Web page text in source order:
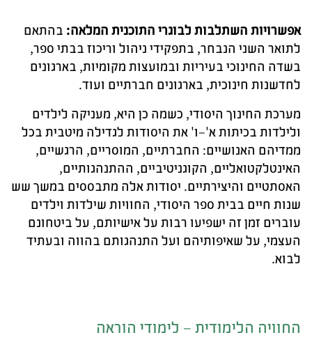
אפשרויות השתלבות לבוגרי התוכנית המלאה: בהתאם
לתואר השני הנבחר, בתפקידי ניהול וריכוז בבתי ספר,
בשדה החינוכי בעיריות ובמועצות מקומיות, בארגונים
לחדשנות חינוכית, בארגונים חברתיים ועוד.
מערכת החינוך היסודי, כשמה כן היא, מעניקה לילדים
ולילדות בכיתות א'–ו' את היסודות לגדילה מיטבית בכל
ממדיהם האנושיים: החברתיים, המוסריים, הרגשיים,
האינטלקטואליים, הקוגניטיביים, ההתנהגותיים,
האסתטיים והיצירתיים. יסודות אלה מתבססים במשך שש
שנות חיים בבית ספר היסודי, החוויות שילדות וילדים
עוברים זמן זה ישפיעו רבות על אישיותם, על ביטחונם
העצמי, על שאיפותיהם ועל התנהגותם בהווה ובעתיד
לבוא.
החוויה הלימודית – לימודי הוראה